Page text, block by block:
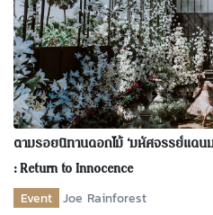
ตามรอยนิทานดอกไม้ ‘มหัศจรรย์แดน
: Return to Innocence
Event Joe Rainforest